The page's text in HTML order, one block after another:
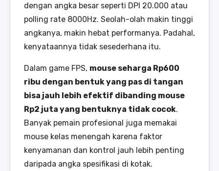
dengan angka besar seperti DPI 20.000 atau
polling rate 8000Hz. Seolah-olah makin tinggi
angkanya, makin hebat performanya. Padahal,
kenyataannya tidak sesederhana itu.
Dalam game FPS, mouse seharga Rp600
ribu dengan bentuk yang pas di tangan
bisa jauh lebih efektif dibanding mouse
Rp2 juta yang bentuknya tidak cocok.
Banyak pemain profesional juga memakai
mouse kelas menengah karena faktor
kenyamanan dan kontrol jauh lebih penting
daripada angka spesifikasi di kotak.